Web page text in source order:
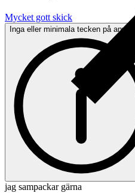
Mycket gott skick
Inga eller minimala tecken på
jag sampackar gärna